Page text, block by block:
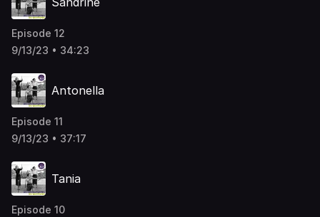
Episode 12
9/13/23 • 34:23
Antonella
Episode 11
9/13/23 • 37:17
Tania
Episode 10